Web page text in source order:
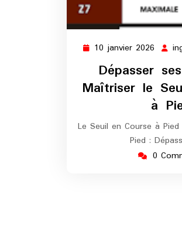
10 janvier 2026 10
2026
Dépasser
Maîtriser le
à
Le Seuil en Course à
Pied :
0